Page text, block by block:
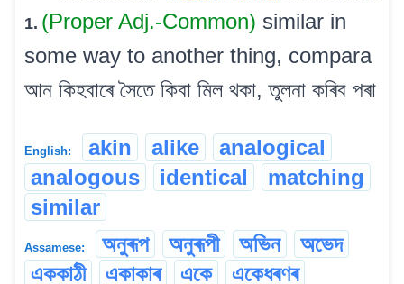
1. (Proper Adj.-Common) similar in
some way to another thing, compara
আন কিহবাৰে সৈতে কিবা মিল থকা, তুলনা কৰিব পৰা
English: akin alike
analogical
analogous
identical
matching
similar
Assamese: অনুৰূপ অনুৰূপী অভিন
অভেদ
এককাঠী
একাকাৰ একে
একেধৰণৰ